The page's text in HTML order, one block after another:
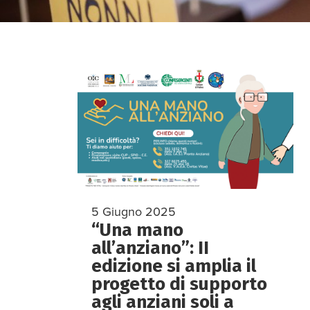
5 Giugno 2025
“Una mano
all’anziano”: II
edizione si amplia il
progetto di supporto
agli anziani soli a